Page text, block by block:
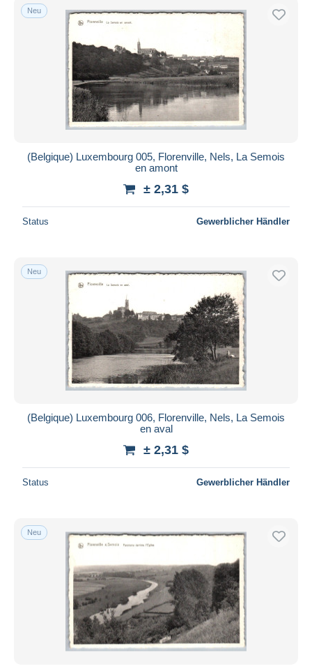
Neu
(Belgique) Luxembourg 005, Florenville, Nels, La Semois
en amont
± 2,31 $
Status Gewerblicher Händler
Neu
(Belgique) Luxembourg 006, Florenville, Nels, La Semois
en aval
± 2,31 $
Status Gewerblicher Händler
Neu